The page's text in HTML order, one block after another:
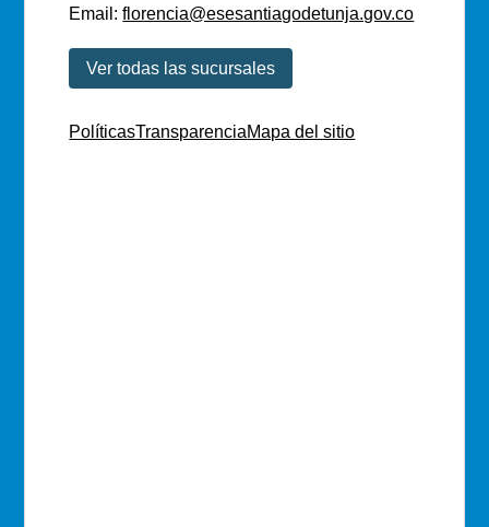
Email:florencia@esesantiagodetunja.gov.co
Ver todas las sucursales
PolíticasTransparenciaMapa del sitio